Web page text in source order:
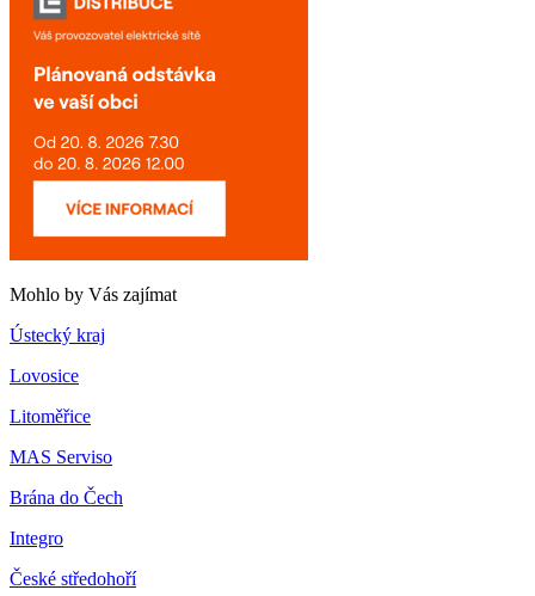
Mohlo by Vás zajímat
Ústecký kraj
Lovosice
Litoměřice
MAS Serviso
Brána do Čech
Integro
České středohoří